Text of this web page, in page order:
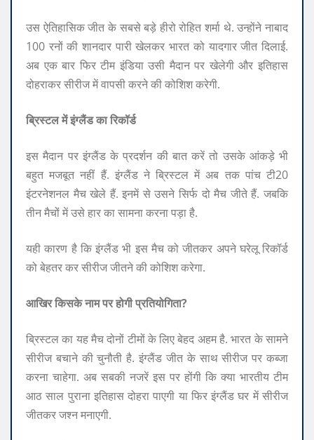
उस ऐतिहासिक जीत के सबसे बड़े हीरो रोहित शर्मा थे. उन्होंने नाबाद
100 रनों की शानदार पारी खेलकर भारत को यादगार जीत दिलाई.
अब एक बार फिर टीम इंडिया उसी मैदान पर खेलेगी और इतिहास
दोहराकर सीरीज में वापसी करने की कोशिश करेगी.
ब्रिस्टल में इंग्लैंड का रिकॉर्ड
इस मैदान पर इंग्लैंड के प्रदर्शन की बात करें तो उसके आंकड़े भी
बहुत मजबूत नहीं हैं. इंग्लैंड ने ब्रिस्टल में अब तक पांच टी20
इंटरनेशनल मैच खेले हैं. इनमें से उसने सिर्फ दो मैच जीते हैं. जबकि
तीन मैचों में उसे हार का सामना करना पड़ा है.
यही कारण है कि इंग्लैंड भी इस मैच को जीतकर अपने घरेलू रिकॉर्ड
को बेहतर कर सीरीज जीतने की कोशिश करेगा.
आखिर किसके नाम पर होगी प्रतियोगिता?
ब्रिस्टल का यह मैच दोनों टीमों के लिए बेहद अहम है. भारत के सामने
सीरीज बचाने की चुनौती है. इंग्लैंड जीत के साथ सीरीज पर कब्जा
करना चाहेगा. अब सबकी नजरें इस पर होंगी कि क्या भारतीय टीम
आठ साल पुराना इतिहास दोहरा पाएगी या फिर इंग्लैंड घर में सीरीज
जीतकर जश्न मनाएगी.